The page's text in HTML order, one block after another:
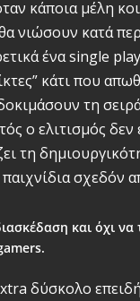
κάποια μέλη
νιώσουν κατά
ένα single
κάτι που
τη
ο ελιτισμός
τη
σχεδόν
και όχι
δύσκολο